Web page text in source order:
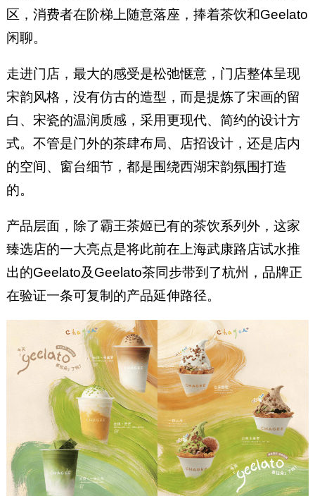
区，消费者在阶梯上随意落座，捧着茶饮和Geelato
闲聊。
走进门店，最大的感受是松弛惬意，门店整体呈现
宋韵风格，没有仿古的造型，而是提炼了宋画的留
白、宋瓷的温润质感，采用更现代、简约的设计方
式。不管是门外的茶肆布局、店招设计，还是店内
的空间、窗台细节，都是围绕西湖宋韵氛围打造
的。
产品层面，除了霸王茶姬已有的茶饮系列外，这家
臻选店的一大亮点是将此前在上海武康路店试水推
出的Geelato及Geelato茶同步带到了杭州，品牌正
在验证一条可复制的产品延伸路径。